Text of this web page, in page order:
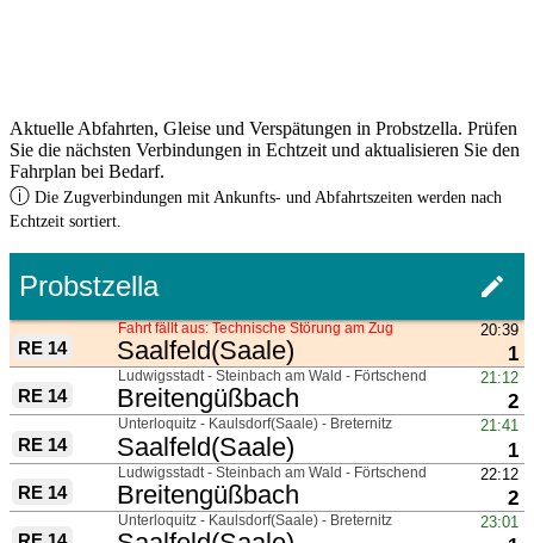
Aktuelle Abfahrten, Gleise und Verspätungen in Probstzella. Prüfen
Sie die nächsten Verbindungen in Echtzeit und aktualisieren Sie den
Fahrplan bei Bedarf.
ⓘ Die Zugverbindungen mit Ankunfts- und Abfahrtszeiten werden nach
Echtzeit sortiert.